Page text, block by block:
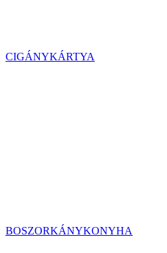
CIGÁNYKÁRTYA
BOSZORKÁNYKONYHA